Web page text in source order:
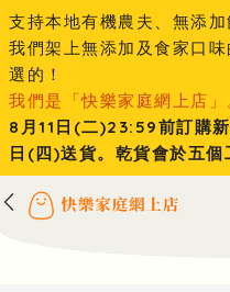
支持本地有機農夫、無添加
我們架上無添加及食家口
選的！
我們是「快樂家庭網上店」
8月11日(二)23:59前訂購
日(四)送貨。乾貨會於五個